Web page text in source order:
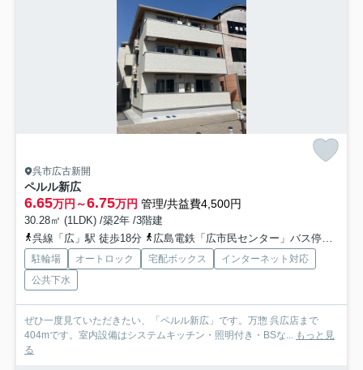
呉市広古新開
ペルル新広
6.65万円～6.75万円 管理/共益費4,500円
30.28㎡ (1LDK) /築2年 /3階建
呉線「広」駅 徒歩18分
広島電鉄「広市民センター」バス停下車 徒歩1分
駐輪場 オートロック 宅配ボックス
インターネット対応
公共下水
ぜひ一度見ていただきたい、「ペルル新広」です。万惣 呉広店まで
404mです。室内設備はシステムキッチン・照明付き・BSな... もっと見
る